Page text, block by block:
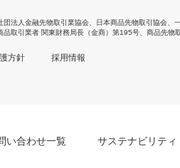
団法人金融先物取引業協会 日本商品先物取引協会
品取引業者 関東財務局長（金商）第195号、商品先物
方針 採用情報
い合わせ一覧 サステナビリティ